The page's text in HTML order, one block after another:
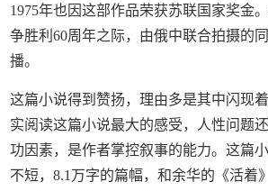
1975年也因这部作品荣获苏联国家奖金
争胜利60周年之际，由俄中联合拍摄的
播。
这篇小说得到赞扬，理由多是其中闪现
实阅读这篇小说最大的感受，人性问题
功因素，是作者掌控叙事的能力。这篇
不短，8.1万字的篇幅，和余华的《活着